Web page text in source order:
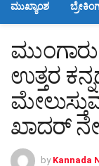
ಮುಖ್ಯಾಂಶ
ಉತ್ತರ
ಖಾದರ್
by Kannada